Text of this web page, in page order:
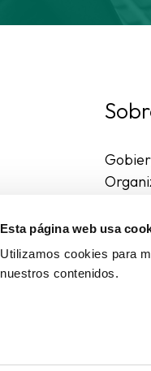
Esta página web usa
Utilizamos cookies para
nuestros contenidos.